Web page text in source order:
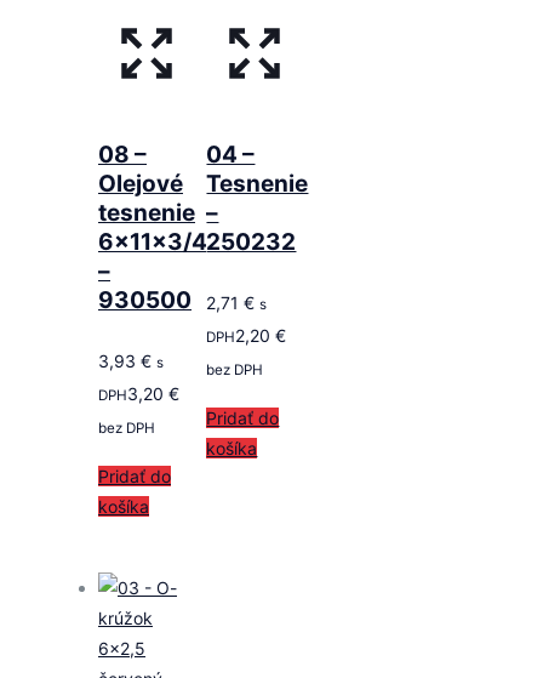
08 –
Olejové
tesnenie
6x11x3/4,5
–
930500
3,93 € s
DPH3,20 €
bez DPH
Pridať do
košíka
04 –
Tesnenie
–
250232
2,71€ s
DPH2,20€
bez DPH
Pridať do
košíka